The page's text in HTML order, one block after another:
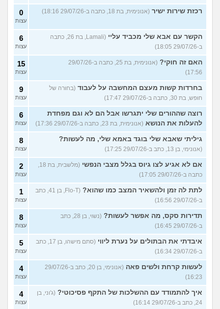
רכזת שירות ישיר (אנונימית, בת 18, כתבה ב-29/07/26 18:16) 0
עצות
הקשר עם אבא שלי מכביד עליי
(Lamali, בת 26, כתבה
ב-29/07/26 18:05)
6
עצות
האם זה חוקי?
(אנונימית, בת 25, כתבה ב-29/07/26
17:56)
15
עצות
בחרדות קשות מעצם המחשבה על לעבוד (בחורה של
חופש, בת 30, כתבה ב-29/07/26 17:47)
9
עצות
רוצה שההורים שלי יתגרשו אבל הם לא וגם מפחדת
להעלות את הנושא (אנונימית, בת 23, כתבה ב-29/07/26 17:36)
6
עצות
גיליתי שאבא שלי בוגד באמא שלי, מה לעשות?
(אנונימי, בן 13, כתב ב-29/07/26 17:25)
8
עצות
אם לא אגיע לצו גיוס בגלל מצבי הנפשי
(מלשבית, בת 18,
כתבה ב-29/07/26 17:05)
2
עצות
לתת לה זמן ולהשאיר המצב כמו שהוא?
(Flo-T, בן 41, כתב
ב-29/07/26 16:56)
1
עצות
תדירות סקס, מה אפשר לעשות?
(נשוי, בן 28, כתב
ב-29/07/26 16:45)
8
עצות
איבדתי את הבתולים על נערת ליווי
(סתם מישהו, בן 17, כתב
ב-29/07/26 16:34)
5
עצות
לעשות קרחת ולשים פאה
(אנונימי, בן 20, כתב ב-29/07/26
16:23)
4
עצות
איך להתמודד עם ההשלכות של התקף פסיכוטי? (ג'וני, בן
24, כתב ב-29/07/26 16:14)
4
עצות